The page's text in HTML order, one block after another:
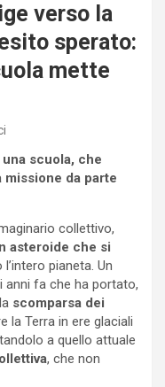
verso la
sperato:
mette
scuola, che
da parte
collettivo,
asteroide che si
pianeta. Un
anni fa che ha portato,
scomparsa dei
la Terra in ere glaciali
a quello attuale
, che non